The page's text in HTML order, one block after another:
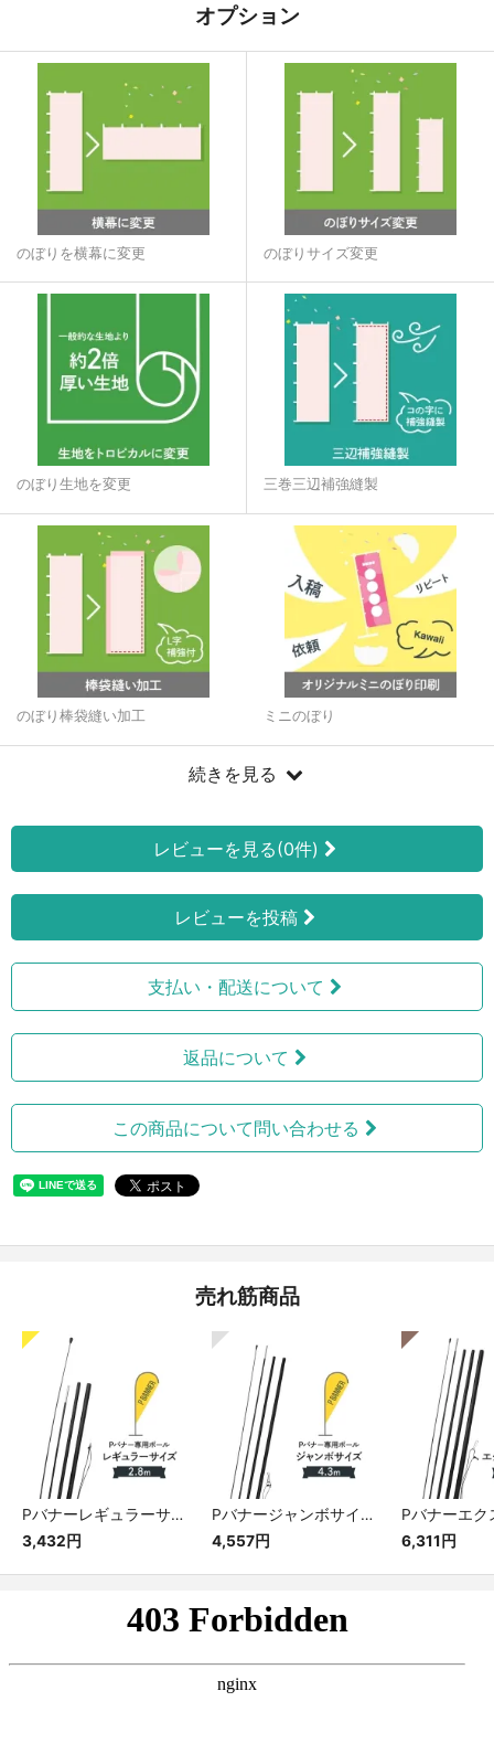
オプション
のぼりを横幕に変更 のぼりサイズ変更
のぼり生地を変更 三巻三辺補強縫製
のぼり棒袋縫い加工 ミニのぼり
続きを見る
レビューを見る(0件)
レビューを投稿
支払い・配送について
返品について
この商品について問い合わせる
売れ筋商品
Pバナーレギュラーサイズ専用ポール
3,432円
Pバナージャンボサイズ専用ポール
4,557円
6,311円